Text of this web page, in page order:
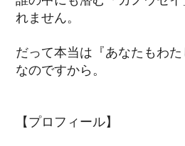
れません。
だって本当は『あなたもわた
なのですから。
【プロフィール】